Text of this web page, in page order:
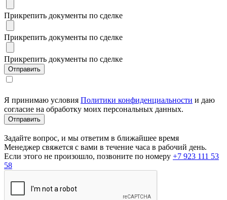
Прикрепить документы по сделке
Прикрепить документы по сделке
Прикрепить документы по сделке
Я принимаю условия Политики конфиденциальности и даю
согласие на обработку моих персональных данных.
Задайте вопрос, и мы ответим в ближайшее время
Менеджер свяжется с вами в течение часа в рабочий день.
Если этого не произошло, позвоните по номеру +7 923 111 53
58